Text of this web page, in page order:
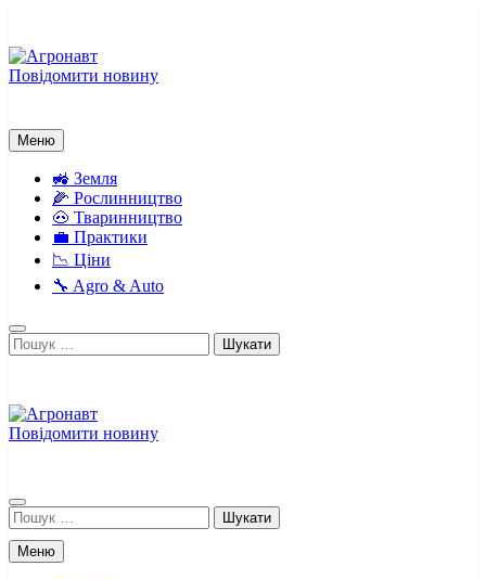
вмісту
Повідомити новину
Меню
🚜 Земля
🌽 Рослинництво
🐽 Тваринництво
💼 Практики
📉 Ціни
🔧 Agro & Auto
Пошук:
Повідомити новину
Пошук:
Меню